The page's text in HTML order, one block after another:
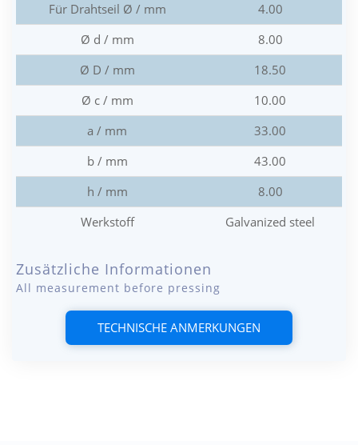
Für Drahtseil Ø / mm
4.00
Ø d / mm
8.00
Ø D / mm
18.50
Ø c / mm
10.00
a / mm
33.00
b / mm
43.00
h / mm
8.00
Werkstoff
Galvanized steel
Zusätzliche Informationen
All measurement before pressing
TECHNISCHE ANMERKUNGEN